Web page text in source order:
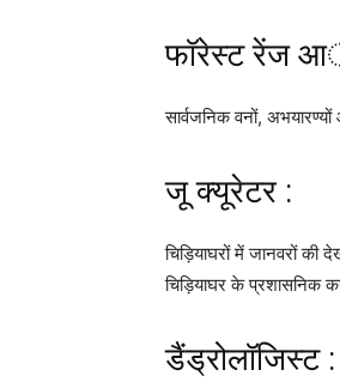
फॉरेस्ट रेंज
सार्वजनिक वनों,
जू क्यूरेटर :
चिड़ियाघरों में जानवरों
चिड़ियाघर के प्रशासनिक
डैंड्रोलॉजिस्ट :